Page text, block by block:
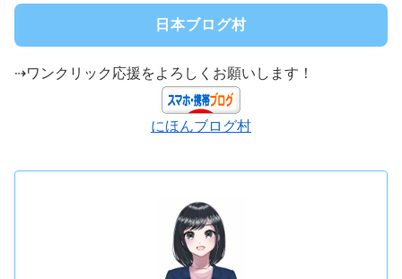
日本ブログ村
⇢ワンクリック応援をよろしくお願いします！
にほんブログ村